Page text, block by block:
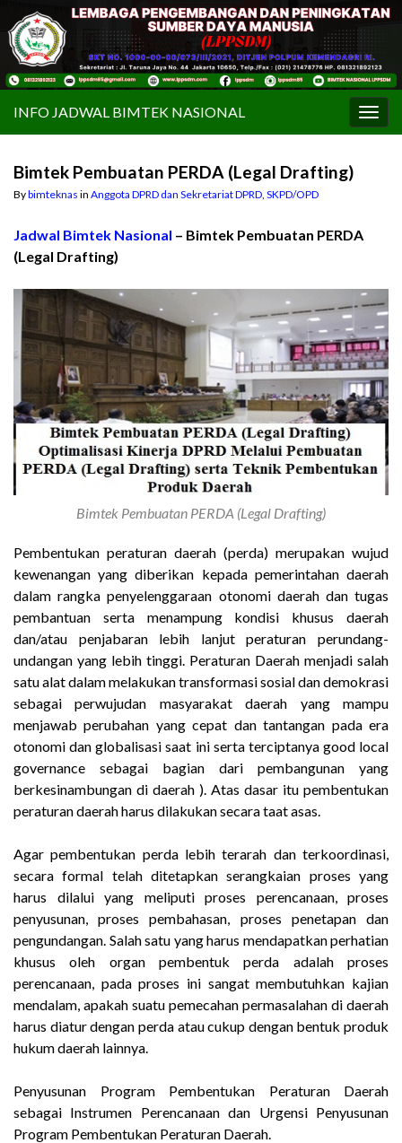
INFO JADWAL BIMTEK NASIONAL
Bimtek Pembuatan PERDA (Legal Drafting)
Bybimteknas in Anggota DPRD dan Sekretariat DPRD SKPD/OPD
Jadwal Bimtek Nasional – Bimtek Pembuatan PERDA
(Legal Drafting)
Bimtek Pembuatan PERDA (Legal Drafting)
Pembentukan peraturan daerah (perda) merupakan wujud
kewenangan yang diberikan kepada pemerintahan daerah
dalam rangka penyelenggaraan otonomi daerah dan tugas
pembantuan serta menampung kondisi khusus daerah
dan/atau penjabaran lebih lanjut peraturan perundang-
undangan yang lebih tinggi. Peraturan Daerah menjadi salah
satu alat dalam melakukan transformasi sosial dan demokrasi
sebagai perwujudan masyarakat daerah yang mampu
menjawab perubahan yang cepat dan tantangan pada era
otonomi dan globalisasi saat ini serta terciptanya good local
governance sebagai bagian dari pembangunan yang
berkesinambungan di daerah ). Atas dasar itu pembentukan
peraturan daerah harus dilakukan secara taat asas.
Agar pembentukan perda lebih terarah dan terkoordinasi,
secara formal telah ditetapkan serangkaian proses yang
harus dilalui yang meliputi proses perencanaan, proses
penyusunan, proses pembahasan, proses penetapan dan
pengundangan. Salah satu yang harus mendapatkan perhatian
khusus oleh organ pembentuk perda adalah proses
perencanaan, pada proses ini sangat membutuhkan kajian
mendalam, apakah suatu pemecahan permasalahan di daerah
harus diatur dengan perda atau cukup dengan bentuk produk
hukum daerah lainnya.
Penyusunan Program Pembentukan Peraturan Daerah
sebagai Instrumen Perencanaan dan Urgensi Penyusunan
Program Pembentukan Peraturan Daerah.